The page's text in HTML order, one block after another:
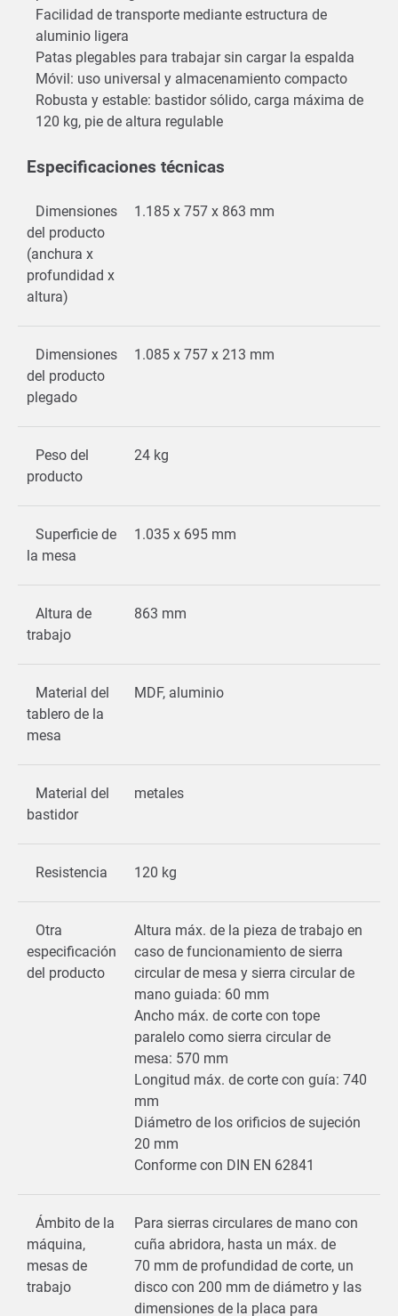
Facilidad de transporte mediante estructura de
aluminio ligera
Patas plegables para trabajar sin cargar la espalda
Móvil: uso universal y almacenamiento compacto
Robusta y estable: bastidor sólido, carga máxima de
120 kg, pie de altura regulable
Especificaciones técnicas
Dimensiones
del producto
(anchura x
profundidad x
altura)
1.185 x 757 x 863 mm
Dimensiones
del producto
plegado
1.085 x 757 x 213 mm
Peso del
producto
24 kg
Superficie de
la mesa
1.035 x 695 mm
Altura de
trabajo
863 mm
Material del
tablero de la
mesa
MDF, aluminio
Material del
bastidor
metales
Resistencia 120 kg
Otra
especificación
del producto
Altura máx. de la pieza de trabajo en
caso de funcionamiento de sierra
circular de mesa y sierra circular de
mano guiada: 60 mm
Ancho máx. de corte con tope
paralelo como sierra circular de
mesa: 570 mm
Longitud máx. de corte con guía: 740
mm
Diámetro de los orificios de sujeción
20 mm
Conforme con DIN EN 62841
Ámbito de la
máquina,
mesas de
trabajo
Para sierras circulares de mano con
cuña abridora, hasta un máx. de
70 mm de profundidad de corte, un
disco con 200 mm de diámetro y las
dimensiones de la placa para